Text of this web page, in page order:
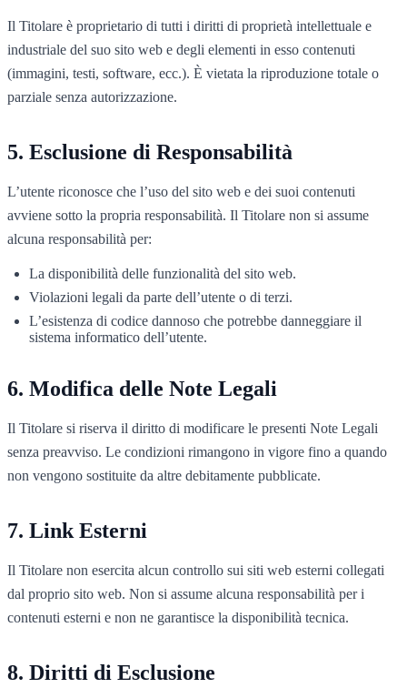
Il Titolare è proprietario di tutti i diritti di proprietà intellettuale e
industriale del suo sito web e degli elementi in esso contenuti
(immagini, testi, software, ecc.). È vietata la riproduzione totale o
parziale senza autorizzazione.
Esclusione di Responsabilità
L’utente riconosce che l’uso del sito web e dei suoi contenuti
avviene sotto la propria responsabilità. Il Titolare non si assume
alcuna responsabilità per:
La disponibilità delle funzionalità del sito web.
Violazioni legali da parte dell’utente o di terzi.
L’esistenza di codice dannoso che potrebbe danneggiare il
sistema informatico dell’utente.
Modifica delle Note Legali
Il Titolare si riserva il diritto di modificare le presenti Note Legali
senza preavviso. Le condizioni rimangono in vigore fino a quando
non vengono sostituite da altre debitamente pubblicate.
Link Esterni
Il Titolare non esercita alcun controllo sui siti web esterni collegati
dal proprio sito web. Non si assume alcuna responsabilità per i
contenuti esterni e non ne garantisce la disponibilità tecnica.
Diritti di Esclusione